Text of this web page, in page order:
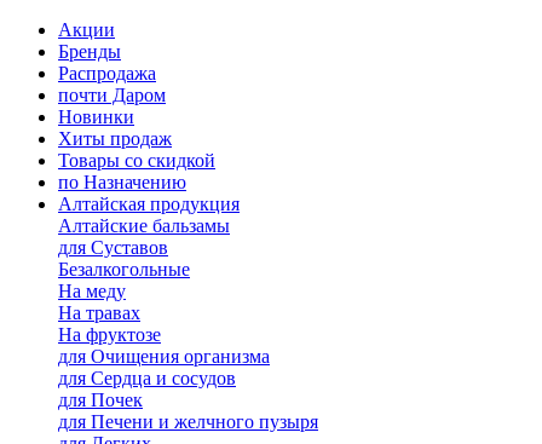
Акции
Бренды
Распродажа
почти Даром
Новинки
Хиты продаж
Товары со скидкой
по Назначению
Алтайская продукция
Алтайские бальзамы
для Суставов
Безалкогольные
На меду
На травах
На фруктозе
для Очищения организма
для Сердца и сосудов
для Почек
для Печени и желчного пузыря